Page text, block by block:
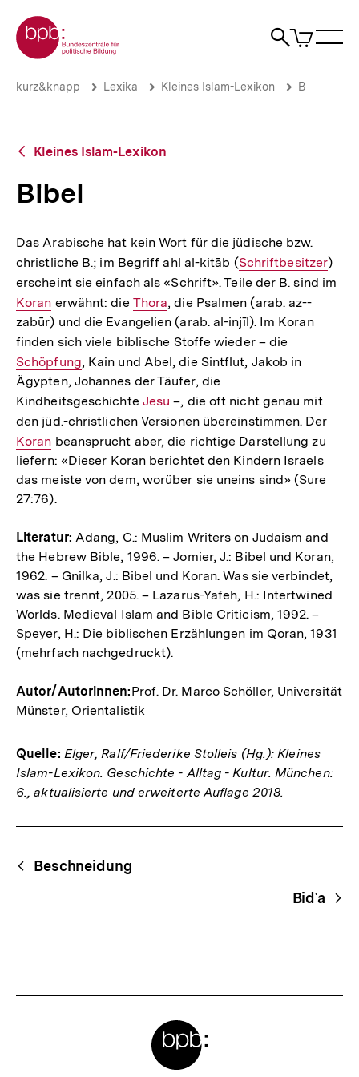
zum
Seiteninhalt
springen
Zur Startseite der bpb
Suche
Artikel
im
Bibel
Brotkrümelnavigation
Pfadnavigation
kurz&knapp Lexika Kleines Islam-Lexikon B
Zurück
Übersicht
Kleines Islam-Lexikon
Bibel
Das Arabische hat kein Wort für die jüdische bzw.
christ­liche B.; im Begriff ahl al-­kitāb (Interner
Link:
Schriftbesitzer)
erscheint sie einfach als «Schrift». Teile der B. sind im
Koran erwähnt: die Interner
Link:
Thora, die Psalmen (arab. az-­
zabūr) und die Evangelien (arab. al-­injīl). Im Koran
finden sich viele biblische Stoffe wieder – die
Link:
Schöpfung, Kain und Abel, die Sintflut, Jakob in
Ägypten, Johannes der Täufer, die
Kindheitsgeschichte Interner
Link:
Jesu –, die oft nicht genau mit
den jüd.-christlichen Versionen übereinstimmen. Der
Koran beansprucht aber, die richtige Darstellung zu
liefern: «Dieser Koran berichtet den Kindern Israels
das meiste von dem, worüber sie uneins sind» (Sure
27:76).
Literatur: Adang, C.: Muslim Writers on Judaism and
the Hebrew Bible, 1996. – Jomier, J.: Bibel und Koran,
1962. – Gnilka, J.: Bibel und Koran. Was sie verbindet,
was sie trennt, 2005. – Lazarus-­Yafeh, H.: Intertwined
Worlds. Medieval Islam and Bible Criticism, 1992. –
Speyer, H.: Die biblischen Erzählungen im Qoran, 1931
(mehrfach nachgedruckt).
Autor/Autorinnen:Prof. Dr. Marco Schöller, Universität
Münster, Orientalistik
Quelle: Elger, Ralf/Friederike Stolleis (Hg.): Kleines
Islam-Lexikon. Geschichte - Alltag - Kultur. München:
6., aktualisierte und erweiterte Auflage 2018.
Begriffsnavigation
Content-
Navigation
Beschneidung
Bidʿa